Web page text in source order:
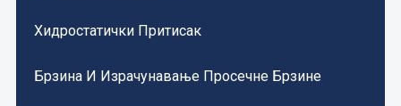
Хидростатички Притисак
Брзина И Израчунавање Просечне Брзине